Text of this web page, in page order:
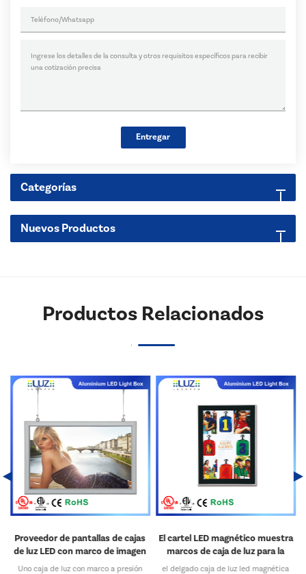
Entregar
Categorías
Nuevos Productos
Productos Relacionados
de cajas
imagen
a presión
El cartel LED magnético muestra
marcos de caja de luz para la
fábrica de letreros
el delgado caja de luz led magnética
Marco de la caja de luz
póster de 16x24 de
retroiluminación, perfil de
Nuestro Marco de